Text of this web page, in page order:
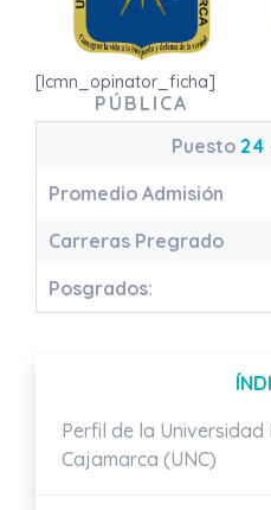
[lcmn_opinator_ficha]
PÚBLICA
Puesto 24
Promedio Admisión
Carreras Pregrado
Posgrados:
Perfil de la
Cajamarca (UNC)